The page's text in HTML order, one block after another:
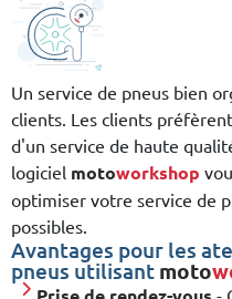
Un service de pneus bien
clients. Les clients
d'un service de haute
logiciel motoworkshop
optimiser votre service de
possibles.
Avantages pour les
pneus utilisant moto